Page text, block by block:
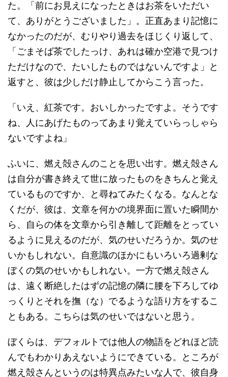
た。「前にお見えになったときはお茶をいただい
て、ありがとうございました」。正直あまり記憶に
なかったのだが、むりやり過去をほじくり返して、
「ごまそば茶でしたっけ、あれは確か空港で見つけ
ただけなので、たいしたものではないんですよ」と
返すと、彼は少しだけ静止してからこう言った。
「いえ、紅茶です。おいしかったですよ。そうです
ね、人にあげたものってあまり覚えていらっしゃら
ないですよね」
ふいに、燃え殻さんのことを思い出す。燃え殻さん
は自分が書き終えて世に放ったものをきちんと覚え
ているものですか、と尋ねてみたくなる。なんとな
くだが、彼は、文章を何かの境界面に置いた瞬間か
ら、自らの体を文章から引き離して距離をとってい
るように見えるのだが、気のせいだろうか。気のせ
いかもしれない。自意識のほかにもいろいろ過剰な
ぼくの気のせいかもしれない。一方で燃え殻さん
は、遠く断絶したはずの記憶の隣に腰を下ろしてゆ
っくりとそれを撫（な）でるような語り方をするこ
ともある。こちらは気のせいではないと思う。
ぼくらは、デフォルトでは他人の物語をどれほど読
んでもわかりあえないようにできている。ところが
燃え殻さんというのは特異点みたいな人で、彼自身